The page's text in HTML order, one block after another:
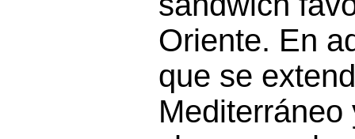
Oriente. En
que se